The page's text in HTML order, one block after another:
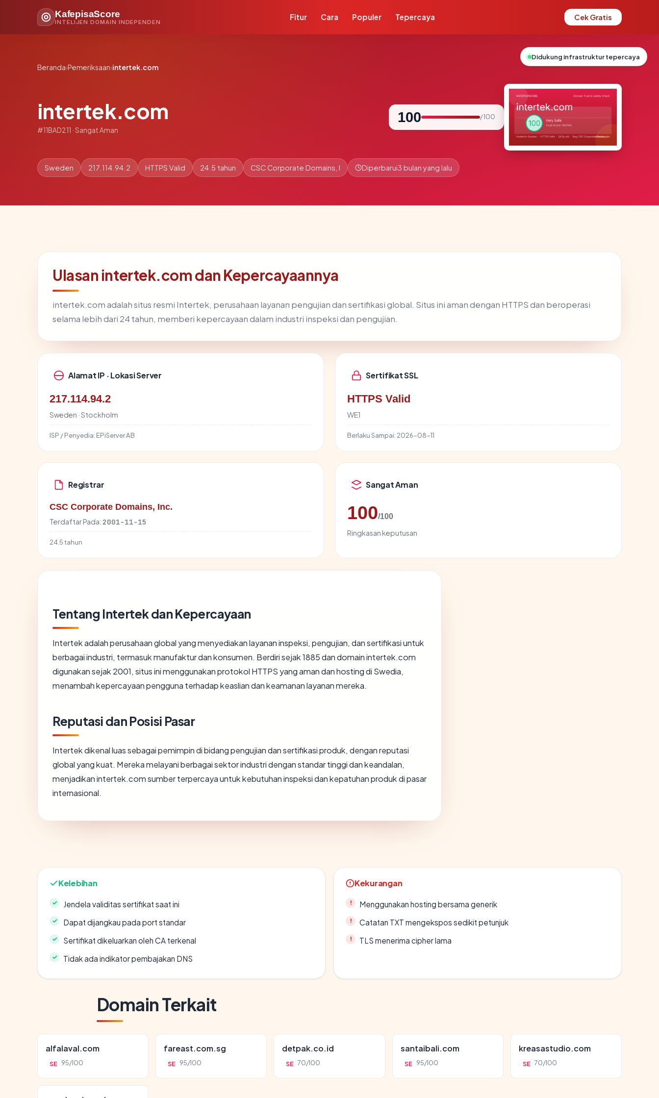
KafepisaScore
INTELIJEN DOMAIN INDEPENDEN
Fitur Cara Populer Tepercaya Cek Gratis
Beranda›Pemeriksaan›intertek.com
intertek.com
#11BAD211 · Sangat Aman
100 / 100
Sweden 217.114.94.2 HTTPS Valid 24.5 tahun CSC Corporate Domains, I Diperbarui3 bulan yang lalu
Ulasan intertek.com dan Kepercayaannya
intertek.com adalah situs resmi Intertek, perusahaan layanan pengujian dan sertifikasi global. Situs ini aman dengan HTTPS dan beroperasi
selama lebih dari 24 tahun, memberi kepercayaan dalam industri inspeksi dan pengujian.
Alamat IP · Lokasi Server
217.114.94.2
Sweden · Stockholm
ISP / Penyedia: EPiServer AB
Sertifikat SSL
HTTPS Valid
WE1
Berlaku Sampai: 2026-08-11
Registrar
CSC Corporate Domains, Inc.
Terdaftar Pada: 2001-11-15
24.5 tahun
Sangat Aman
100/100
Ringkasan keputusan
Tentang Intertek dan Kepercayaan
Intertek adalah perusahaan global yang menyediakan layanan inspeksi, pengujian, dan sertifikasi untuk
berbagai industri, termasuk manufaktur dan konsumen. Berdiri sejak 1885 dan domain intertek.com
digunakan sejak 2001, situs ini menggunakan protokol HTTPS yang aman dan hosting di Swedia,
menambah kepercayaan pengguna terhadap keaslian dan keamanan layanan mereka.
Reputasi dan Posisi Pasar
Intertek dikenal luas sebagai pemimpin di bidang pengujian dan sertifikasi produk, dengan reputasi
global yang kuat. Mereka melayani berbagai sektor industri dengan standar tinggi dan keandalan,
menjadikan intertek.com sumber terpercaya untuk kebutuhan inspeksi dan kepatuhan produk di pasar
internasional.
Kelebihan
Jendela validitas sertifikat saat ini
Dapat dijangkau pada port standar
Sertifikat dikeluarkan oleh CA terkenal
Tidak ada indikator pembajakan DNS
Kekurangan
Menggunakan hosting bersama generik
Catatan TXT mengekspos sedikit petunjuk
TLS menerima cipher lama
Domain Terkait
alfalaval.com
SE 95/100
fareast.com.sg
SE 95/100
detpak.co.id
SE 70/100
santaibali.com
SE 95/100
kreasastudio.com
SE 70/100
Didukung infrastruktur tepercaya